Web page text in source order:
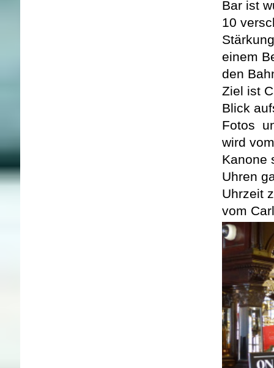
Bar ist
10
einem
den
Ziel ist
Blick
Fotos
wird
Kanone
Uhren
Uhrzeit
vom